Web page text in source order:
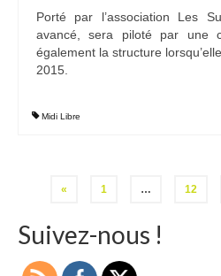
Porté par l’association Les
avancé, sera piloté par une
également la structure
2015.
Midi Libre
Pagination
des
publications
« 1 … 12
Suivez-nous !